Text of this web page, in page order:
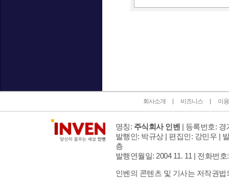
회사소개 비즈니스 이
명칭: 주식회사 인벤 | 등록번호: 경
발행인: 박규상 | 편집인: 강민우 |
층
발행연월일: 2004 11. 11 | 전화번호
인벤의 콘텐츠 및 기사는 저작권